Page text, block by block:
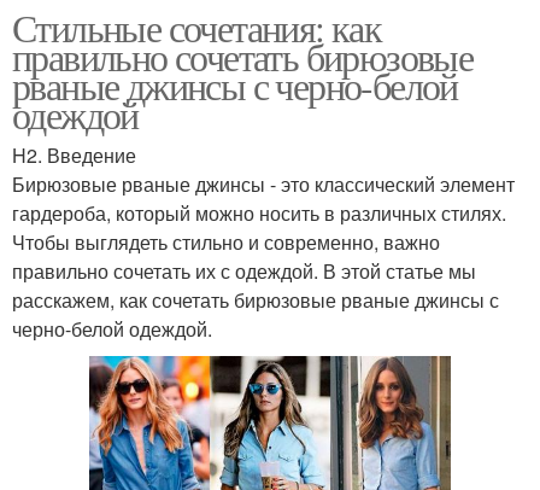
Стильные сочетания: как
правильно сочетать бирюзовые
рваные джинсы с черно-белой
одеждой
H2. Введение
Бирюзовые рваные джинсы - это классический элемент
гардероба, который можно носить в различных стилях.
Чтобы выглядеть стильно и современно, важно
правильно сочетать их с одеждой. В этой статье мы
расскажем, как сочетать бирюзовые рваные джинсы с
черно-белой одеждой.